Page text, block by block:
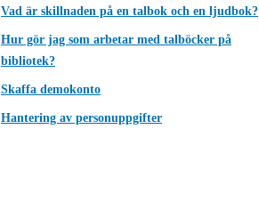
Vad är skillnaden på en talbok och en ljudbok?
Hur gör jag som arbetar med talböcker på
bibliotek?
Skaffa demokonto
Hantering av personuppgifter